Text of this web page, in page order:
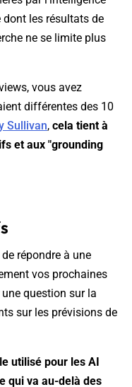
les résultats de
ne se limite plus
vous avez
différentes des 10
Sullivan, cela tient à
et aux "grounding
répondre à une
vos prochaines
question sur la
sur les prévisions de
utilisé pour les AI
qui va au-delà des